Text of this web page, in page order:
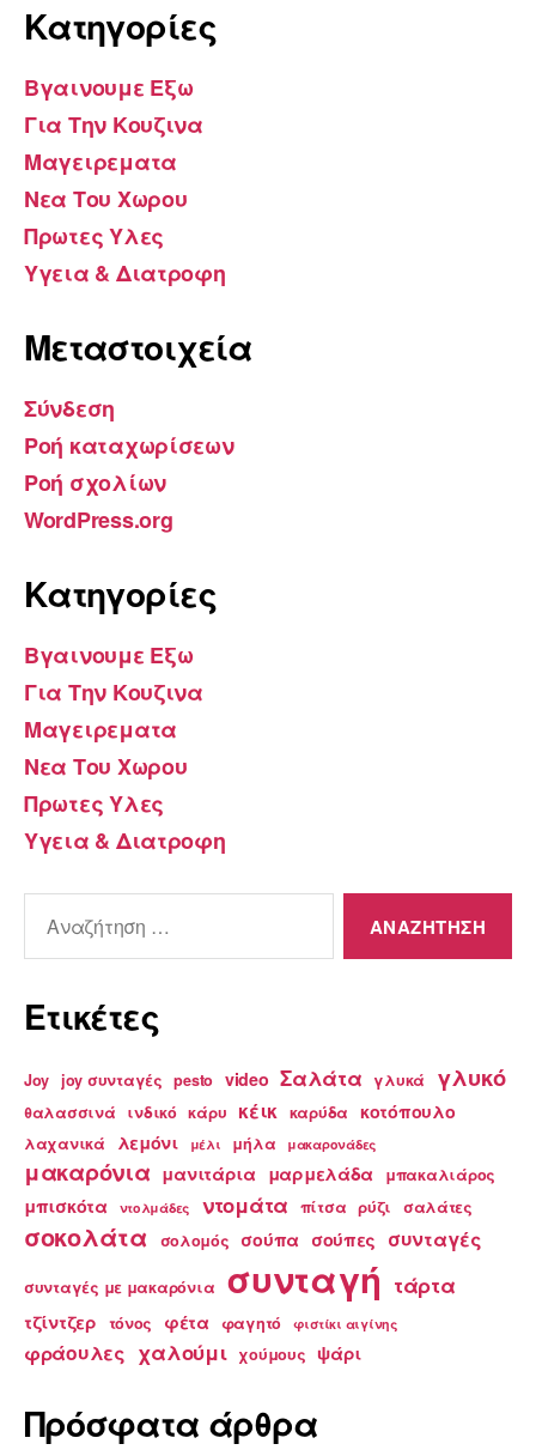
Kατηγορίες
Βγαινουμε Εξω
Για Την Κουζινα
Μαγειρεματα
Νεα Του Χωρου
Πρωτες Υλες
Υγεια & Διατροφη
Μεταστοιχεία
Σύνδεση
Ροή καταχωρίσεων
Ροή σχολίων
WordPress.org
Kατηγορίες
Βγαινουμε Εξω
Για Την Κουζινα
Μαγειρεματα
Νεα Του Χωρου
Πρωτες Υλες
Υγεια & Διατροφη
για:
Ετικέτες
Joy joy συνταγές pesto video Σαλάτα γλυκά γλυκό
θαλασσινά ινδικό κάρυ κέικ καρύδα κοτόπουλο
λαχανικά λεμόνι μέλι μήλα μακαρονάδες
μακαρόνια μανιτάρια μαρμελάδα μπακαλιάρος
μπισκότα ντολμάδες ντομάτα πίτσα ρύζι σαλάτες
σοκολάτα σολομός σούπα σούπες συνταγές
συνταγές με μακαρόνια συνταγή τάρτα
τζίντζερ τόνος φέτα φαγητό φιστίκι αιγίνης
φράουλες χαλούμι χούμους ψάρι
Πρόσφατα άρθρα